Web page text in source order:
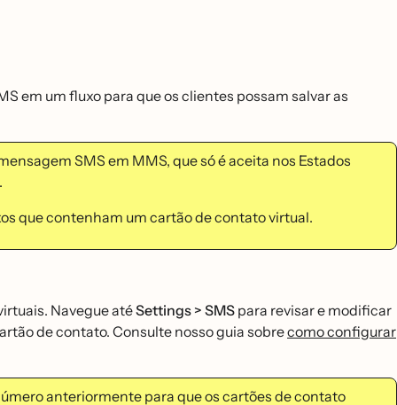
em um fluxo para que os clientes possam salvar as
SMS em MMS, que só é aceita nos Estados
.
que contenham um cartão de contato virtual.
Navegue atéSettings > SMS para revisar e modificar
de contato. Consulte nosso guia sobrecomo configurar
anteriormente para que os cartões de contato